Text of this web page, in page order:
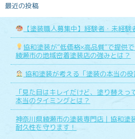
最近の投稿
【塗装職人募集中】経験者・未経験
協和塗装が“低価格×高品質”で提供
綾瀬市の地域密着塗装店の強みとは？
協和塗装が考える「塗装の本当の役
「見た目はキレイだけど、塗り替えっ
本当のタイミングとは？
神奈川県綾瀬市の塗装専門店｜協和塗
耐久性を守ります！